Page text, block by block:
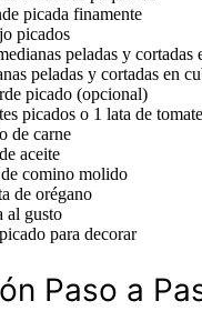
picada finamente
picados
peladas y cortadas
peladas y cortadas en
picado (opcional)
picados o 1 lata de
de carne
aceite
comino molido
de orégano
al gusto
para decorar
Paso a